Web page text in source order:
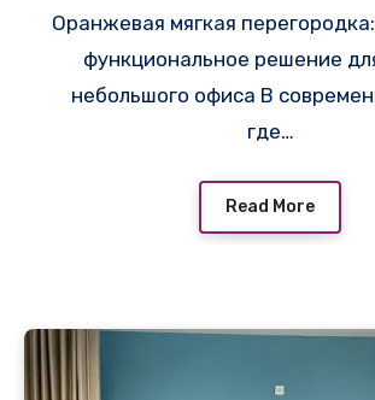
Оранжевая мягкая перегородка: стильное и
функциональное решение
небольшого офиса В
где…
Read More